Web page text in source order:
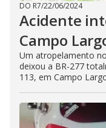
DO R7/22/06/2024
Acidente
Campo
Um atropelamento
deixou a BR-277
113, em Campo